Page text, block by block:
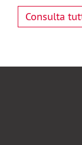
Consulta